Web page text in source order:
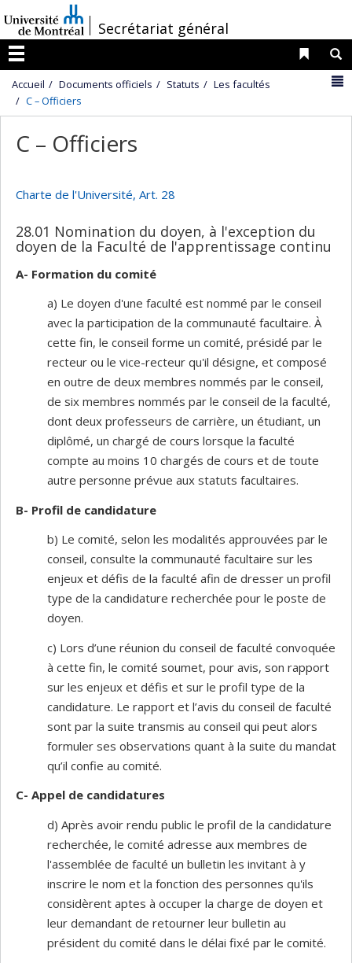
au
contenu
/
Secrétariat général
Menu
Liens
Accueil Documents officiels Statuts
Les facultés
C – Officiers
C – Officiers
Charte de l'Université, Art. 28
28.01 Nomination du doyen, à l'exception du
doyen de la Faculté de l'apprentissage continu
A- Formation du comité
a) Le doyen d'une faculté est nommé par le conseil
avec la participation de la communauté facultaire. À
cette fin, le conseil forme un comité, présidé par le
recteur ou le vice-recteur qu'il désigne, et composé
en outre de deux membres nommés par le conseil,
de six membres nommés par le conseil de la faculté,
dont deux professeurs de carrière, un étudiant, un
diplômé, un chargé de cours lorsque la faculté
compte au moins 10 chargés de cours et de toute
autre personne prévue aux statuts facultaires.
B- Profil de candidature
b) Le comité, selon les modalités approuvées par le
conseil, consulte la communauté facultaire sur les
enjeux et défis de la faculté afin de dresser un profil
type de la candidature recherchée pour le poste de
doyen.
c) Lors d’une réunion du conseil de faculté convoquée
à cette fin, le comité soumet, pour avis, son rapport
sur les enjeux et défis et sur le profil type de la
candidature. Le rapport et l’avis du conseil de faculté
sont par la suite transmis au conseil qui peut alors
formuler ses observations quant à la suite du mandat
qu’il confie au comité.
C- Appel de candidatures
d) Après avoir rendu public le profil de la candidature
recherchée, le comité adresse aux membres de
l'assemblée de faculté un bulletin les invitant à y
inscrire le nom et la fonction des personnes qu'ils
considèrent aptes à occuper la charge de doyen et
leur demandant de retourner leur bulletin au
président du comité dans le délai fixé par le comité.